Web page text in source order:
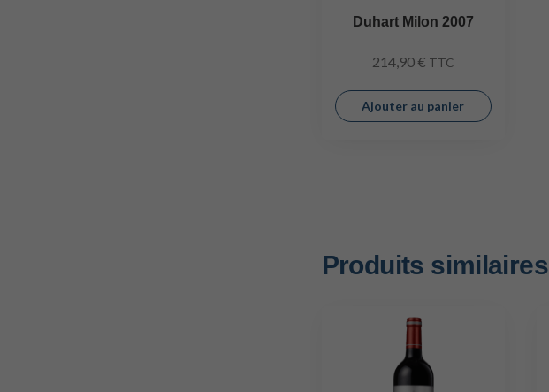
Duhart Milon 2007
214,90 € TTC
Ajouter au panier
Produits similaires